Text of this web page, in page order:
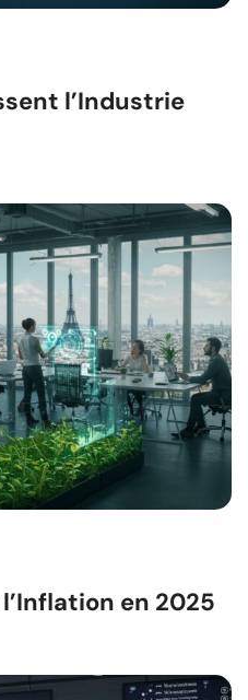
l’Industrie
en 2025